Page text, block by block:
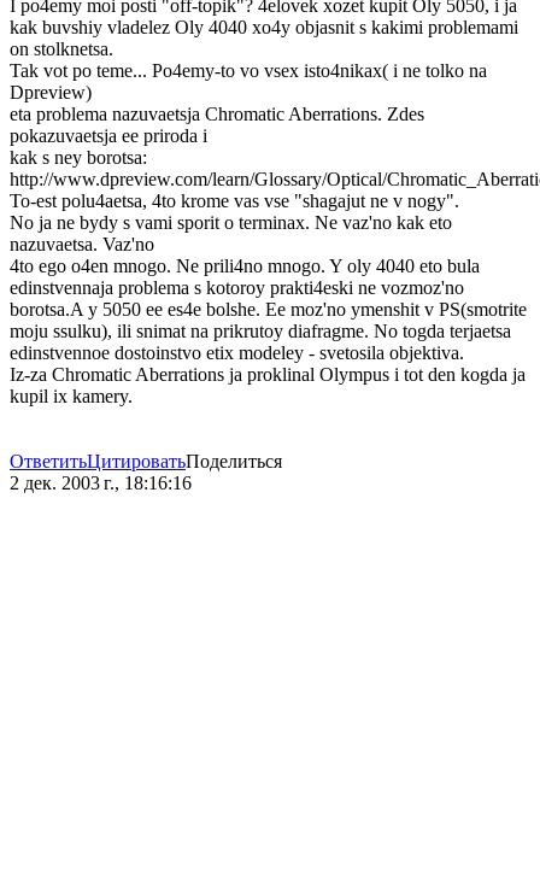
I po4emy moi posti "off-topik"? 4elovek xozet kupit Oly 5050, i ja
kak buvshiy vladelez Oly 4040 xo4y objasnit s kakimi problemami
on stolknetsa.
Tak vot po teme... Po4emy-to vo vsex isto4nikax( i ne tolko na
Dpreview)
eta problema nazuvaetsja Chromatic Aberrations. Zdes
pokazuvaetsja ee priroda i
kak s ney borotsa:
http://www.dpreview.com/learn/Glossary/Optical/
To-est polu4aetsa, 4to krome vas vse "shagajut ne v nogy".
No ja ne bydy s vami sporit o terminax. Ne vaz'no kak eto
nazuvaetsa. Vaz'no
4to ego o4en mnogo. Ne prili4no mnogo. Y oly 4040 eto bula
edinstvennaja problema s kotoroy prakti4eski ne vozmoz'no
borotsa.A y 5050 ee es4e bolshe. Ee moz'no ymenshit v PS(smotrite
moju ssulku), ili snimat na prikrutoy diafragme. No togda terjaetsa
edinstvennoe dostoinstvo etix modeley - svetosila objektiva.
Iz-za Chromatic Aberrations ja proklinal Olympus i tot den kogda ja
kupil ix kamery.
ОтветитьЦитироватьПоделиться
2 дек. 2003 г., 18:16:16